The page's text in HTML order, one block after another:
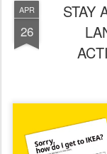
APR
26
STAY